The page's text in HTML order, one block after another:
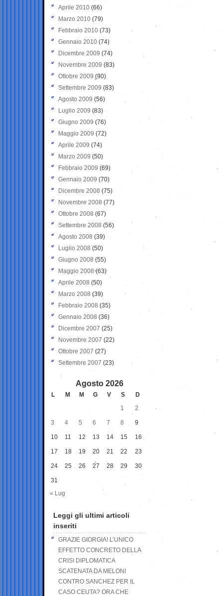
Aprile 2010 (66)
Marzo 2010 (79)
Febbraio 2010 (73)
Gennaio 2010 (74)
Dicembre 2009 (74)
Novembre 2009 (83)
Ottobre 2009 (90)
Settembre 2009 (83)
Agosto 2009 (56)
Luglio 2009 (83)
Giugno 2009 (76)
Maggio 2009 (72)
Aprile 2009 (74)
Marzo 2009 (50)
Febbraio 2009 (69)
Gennaio 2009 (70)
Dicembre 2008 (75)
Novembre 2008 (77)
Ottobre 2008 (67)
Settembre 2008 (56)
Agosto 2008 (39)
Luglio 2008 (50)
Giugno 2008 (55)
Maggio 2008(63)
Aprile 2008 (50)
Marzo 2008 (39)
Febbraio 2008 (35)
Gennaio 2008 (36)
Dicembre 2007 (25)
Novembre 2007 (22)
Ottobre 2007 (27)
Settembre 2007 (23)
Agosto 2026
L M M G V S
D
1
2
3 4 5 6 7 8 9
10 11 12 13 14 15 16
17 18 19 20 21 22 23
24 25 26 27 28 29 30
31
« Lug
Leggi gli ultimi articoli
inseriti
GRAZIE GIORGIA! L’UNICO
EFFETTO CONCRETO DELLA
CRISI DIPLOMATICA
SCATENATA DA MELONI
CONTRO SANCHEZ PER IL
CASO CEUTA? ORA CHE